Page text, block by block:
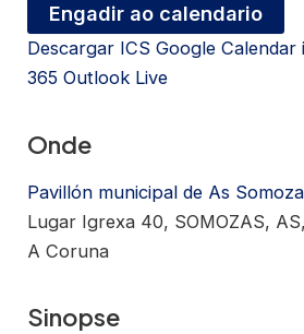
Engadir ao calendario
Descargar ICS Google Calendar
365 Outlook Live
Onde
Pavillón municipal de As
Lugar Igrexa 40, SOMOZAS,
A Coruna
Sinopse